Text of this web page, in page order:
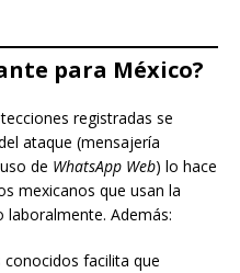
para México?
registradas se
ataque (mensajería
de WhatsApp Web) lo hace
mexicanos que usan la
Además:
facilita que